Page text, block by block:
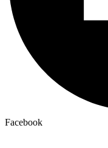
Facebook